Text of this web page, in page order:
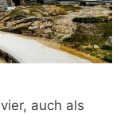
auch als